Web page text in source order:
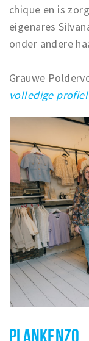
chique en is
eigenares
onder andere
Grauwe
volledige profiel
PLANKENZO